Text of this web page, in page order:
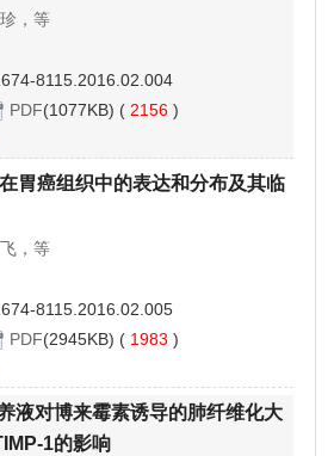
，等
8115.2016.02.004
PDF(1077KB) ( 2156 )
胃癌组织中的表达和分布及其临
，等
8115.2016.02.005
PDF(2945KB) ( 1983 )
液对博来霉素诱导的肺纤维化大
1的影响